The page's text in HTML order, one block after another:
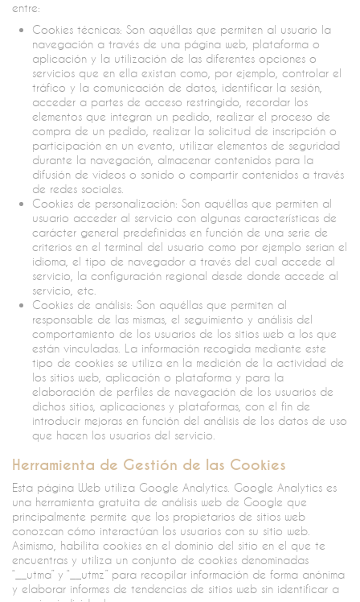
entre:
Cookies técnicas: Son aquéllas que permiten al usuario la
navegación a través de una página web, plataforma o
aplicación y la utilización de las diferentes opciones o
servicios que en ella existan como, por ejemplo, controlar el
tráfico y la comunicación de datos, identificar la sesión,
acceder a partes de acceso restringido, recordar los
elementos que integran un pedido, realizar el proceso de
compra de un pedido, realizar la solicitud de inscripción o
participación en un evento, utilizar elementos de seguridad
durante la navegación, almacenar contenidos para la
difusión de vídeos o sonido o compartir contenidos a través
de redes sociales.
Cookies de personalización: Son aquéllas que permiten al
usuario acceder al servicio con algunas características de
carácter general predefinidas en función de una serie de
criterios en el terminal del usuario como por ejemplo serian el
idioma, el tipo de navegador a través del cual accede al
servicio, la configuración regional desde donde accede al
servicio, etc.
Cookies de análisis: Son aquéllas que permiten al
responsable de las mismas, el seguimiento y análisis del
comportamiento de los usuarios de los sitios web a los que
están vinculadas. La información recogida mediante este
tipo de cookies se utiliza en la medición de la actividad de
los sitios web, aplicación o plataforma y para la
elaboración de perfiles de navegación de los usuarios de
dichos sitios, aplicaciones y plataformas, con el fin de
introducir mejoras en función del análisis de los datos de uso
que hacen los usuarios del servicio.
Herramienta de Gestión de las Cookies
Esta página Web utiliza Google Analytics. Google Analytics es
una herramienta gratuita de análisis web de Google que
principalmente permite que los propietarios de sitios web
conozcan cómo interactúan los usuarios con su sitio web.
Asimismo, habilita cookies en el dominio del sitio en el que te
encuentras y utiliza un conjunto de cookies denominadas
“__utma” y “__utmz” para recopilar información de forma anónima
y elaborar informes de tendencias de sitios web sin identificar a